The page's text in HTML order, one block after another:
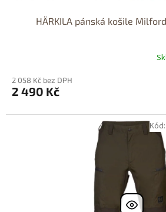
HÄRKILA pánská košile
2 058 Kč bez DPH
2 490 Kč